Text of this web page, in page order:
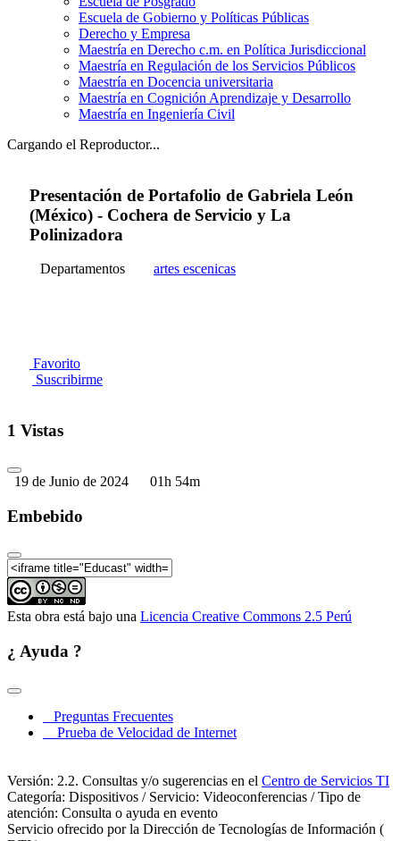
Escuela de Gobierno y Políticas Públicas
Derecho y Empresa
Maestría en Derecho c.m. en Política Jurisdiccional
Maestría en Regulación de los Servicios Públicos
Maestría en Docencia universitaria
Maestría en Cognición Aprendizaje y Desarrollo
Maestría en Ingeniería Civil
Cargando el Reproductor...
Presentación de Portafolio de Gabriela León
(México) - Cochera de Servicio y La
Polinizadora
Departamentos artes escenicas
Favorito
Suscribirme
1 Vistas
19 de Junio de 2024 01h 54m
Embebido
Esta obra está bajo una Licencia Creative Commons 2.5 Perú
¿ Ayuda ?
Preguntas Frecuentes
Prueba de Velocidad de Internet
Versión: 2.2. Consultas y/o sugerencias en el Centro de Servicios TI
Categoría: Dispositivos / Servicio: Videoconferencias / Tipo de
atención: Consulta o ayuda en evento
Servicio ofrecido por la Dirección de Tecnologías de Información (